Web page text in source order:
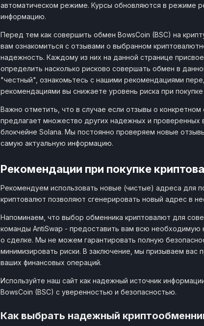
автоматическом режиме. Курсы обновляются в режиме
информацию.
Перед тем как совершить обмен BowsCoin (BSC) на
вам ознакомиться с отзывами о выбранном
надежность. Каждому из них на данной странице
определить насколько рисково совершать обмен в
"честный", ознакомьтесь с нашими рекомендациями
рекомендациями вы снижаете уровень риска при
Важно отметить, что в случае если отзывы о
предлагает множество других надежных и проверенных
блокчейне Solana. Мы постоянно проверяем новые
самую актуальную информацию.
Рекомендации при покупке
Рекомендуем использовать новые (чистые) адреса для
криптовалют позволяют сгенерировать новый адрес в
Напоминаем, что выбор обменника криптовалют для
команды AntiSwap - предоставить вам всю
о сделке. Мы не можем гарантировать полную
минимизировать риски. В заключение, мы призываем вас
ваших финансовых операций.
Используйте наш сайт как надежный источник
BowsCoin (BSC) с уверенностью и безопасностью.
Как выбрать надежный